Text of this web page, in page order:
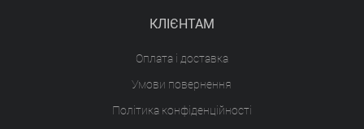
КЛІЄНТАМ
Оплата і доставка
Умови повернення
Політика конфіденційності